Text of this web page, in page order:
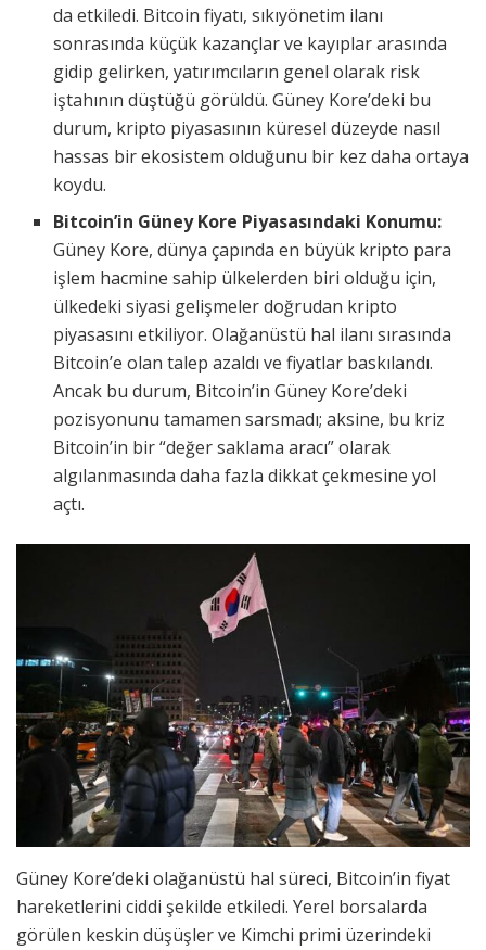
da etkiledi. Bitcoin fiyatı, sıkıyönetim ilanı
sonrasında küçük kazançlar ve kayıplar arasında
gidip gelirken, yatırımcıların genel olarak risk
iştahının düştüğü görüldü. Güney Kore’deki bu
durum, kripto piyasasının küresel düzeyde nasıl
hassas bir ekosistem olduğunu bir kez daha ortaya
koydu.
Bitcoin’in Güney Kore Piyasasındaki Konumu:
Güney Kore, dünya çapında en büyük kripto para
işlem hacmine sahip ülkelerden biri olduğu için,
ülkedeki siyasi gelişmeler doğrudan kripto
piyasasını etkiliyor. Olağanüstü hal ilanı sırasında
Bitcoin’e olan talep azaldı ve fiyatlar baskılandı.
Ancak bu durum, Bitcoin’in Güney Kore’deki
pozisyonunu tamamen sarsmadı; aksine, bu kriz
Bitcoin’in bir “değer saklama aracı” olarak
algılanmasında daha fazla dikkat çekmesine yol
açtı.
Güney Kore’deki olağanüstü hal süreci, Bitcoin’in fiyat
hareketlerini ciddi şekilde etkiledi. Yerel borsalarda
görülen keskin düşüşler ve Kimchi primi üzerindeki